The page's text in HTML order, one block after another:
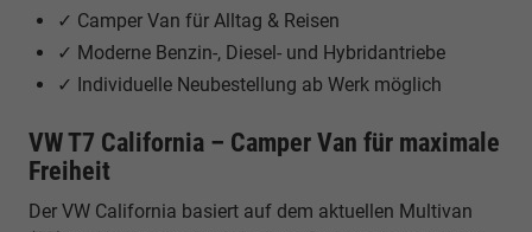
✓ Camper Van für Alltag & Reisen
✓ Moderne Benzin-, Diesel- und Hybridantriebe
✓ Individuelle Neubestellung ab Werk möglich
VW T7 California – Camper Van für maximale
Freiheit
Der VW California basiert auf dem aktuellen Multivan